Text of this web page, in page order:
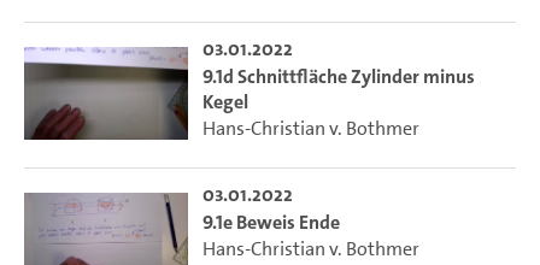
03.01.2022
9.1d Schnittfläche Zylinder minus
Kegel
Hans-Christian v. Bothmer
03.01.2022
9.1e Beweis Ende
Hans-Christian v. Bothmer